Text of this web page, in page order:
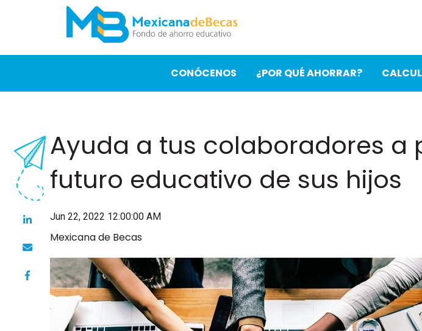
CONÓCENOS ¿POR QUÉ AHORRAR?
Ayuda a tus colaboradores a
futuro educativo de sus hijos
Jun 22, 2022 12:00:00 AM
Mexicana de Becas